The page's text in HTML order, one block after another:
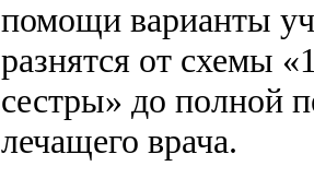
помощи варианты
разнятся от схемы
сестры» до полной
лечащего врача.